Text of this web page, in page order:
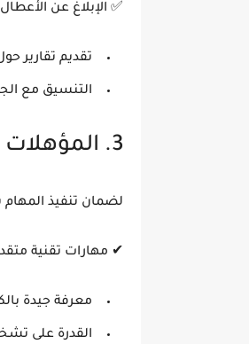
✅ الإبلاغ عن الأعطال
تقديم تقارير
التنسيق مع
3. المؤهلات والمتطلبات لشغل الوظيفة
لضمان تنفيذ المهام
✔ مهارات تقنية
معرفة جيدة
القدرة على